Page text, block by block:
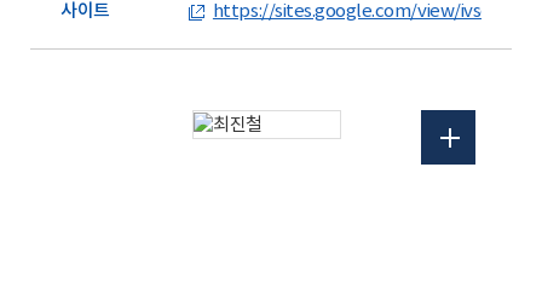
사이트 https://sites.google.com/view/ivsclab